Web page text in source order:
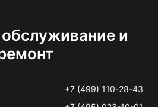
и
+7 (499) 110-28-43